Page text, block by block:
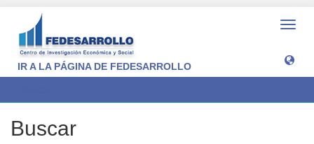
IR A LA PÁGINA DE FEDESARROLLO
Buscar